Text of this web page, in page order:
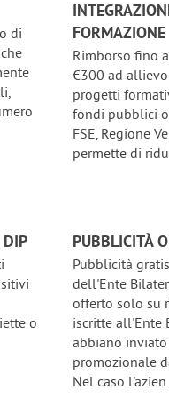
di
FORMAZIONE
Rimborso fino
€300 ad
progetti
fondi pubblici
FSE, Regione
permette di
DIP
o
PUBBLICITÀ
Pubblicità
dell'Ente
offerto solo su
iscritte all'Ente
abbiano
promozionale
Nel caso l'azien...